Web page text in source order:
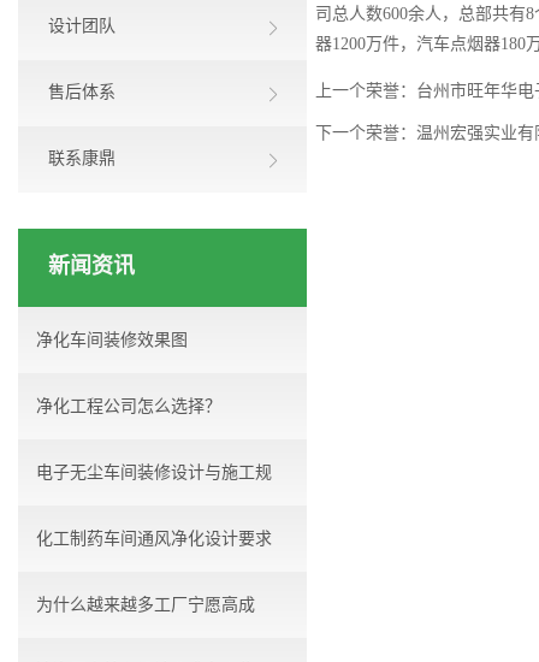
设计团队
售后体系
联系康鼎
新闻资讯
净化车间装修效果图
净化工程公司怎么选择？
电子无尘车间装修设计与施工规
范...
化工制药车间通风净化设计要求
为什么越来越多工厂宁愿高成
司总人数600余人，总部共有
器1200万件，汽车点烟器180
上一个荣誉： 台州市旺年华
下一个荣誉： 温州宏强实业有